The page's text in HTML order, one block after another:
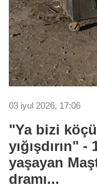
03 iyul 2026, 17:06
"Ya bizi
yığışdırın"
yaşayan
dramı...